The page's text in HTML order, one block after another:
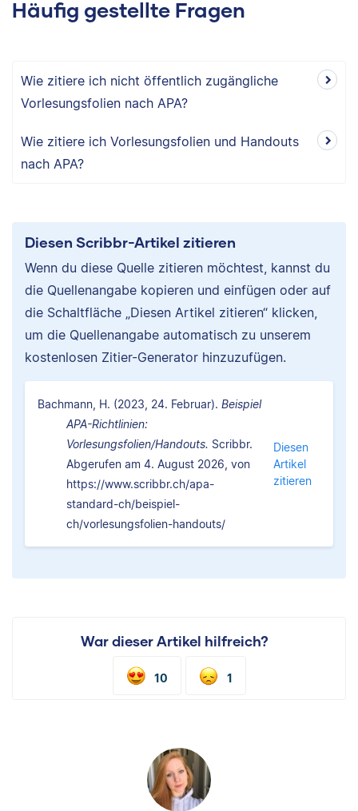
Häufig gestellte Fragen
Wie zitiere ich nicht öffentlich zugängliche
Vorlesungsfolien nach APA?
Wie zitiere ich Vorlesungsfolien und Handouts
nach APA?
Diesen Scribbr-Artikel zitieren
Wenn du diese Quelle zitieren möchtest, kannst du
die Quellenangabe kopieren und einfügen oder auf
die Schaltfläche „Diesen Artikel zitieren“ klicken,
um die Quellenangabe automatisch zu unserem
kostenlosen Zitier-Generator hinzuzufügen.
Bachmann, H. (2023, 24. Februar). Beispiel
APA-Richtlinien:
Vorlesungsfolien/Handouts. Scribbr.
Abgerufen am 4. August 2026, von
https://www.scribbr.ch/apa-
standard-ch/beispiel-
ch/vorlesungsfolien-handouts/
Diesen
Artikel
zitieren
War dieser Artikel hilfreich?
10 1